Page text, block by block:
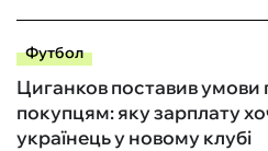
Футбол
Циганков поставив умови
покупцям: яку зарплату
українець у новому клубі